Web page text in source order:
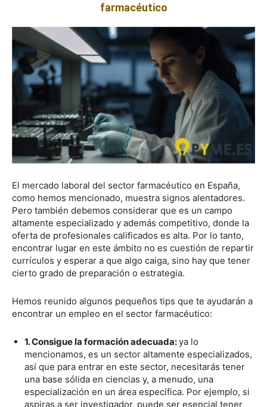
farmacéutico
El mercado laboral del sector farmacéutico en España,
como hemos mencionado, muestra signos alentadores.
Pero también debemos considerar que es un campo
altamente especializado y además competitivo, donde la
oferta de profesionales calificados es alta. Por lo tanto,
encontrar lugar en este ámbito no es cuestión de repartir
currículos y esperar a que algo caiga, sino hay que tener
cierto grado de preparación o estrategia.
Hemos reunido algunos pequeños tips que te ayudarán a
encontrar un empleo en el sector farmacéutico:
1. Consigue la formación adecuada:ya lo
mencionamos, es un sector altamente especializados,
así que para entrar en este sector, necesitarás tener
una base sólida en ciencias y, a menudo, una
especialización en un área específica. Por ejemplo, si
aspiras a ser investigador, puede ser esencial tener